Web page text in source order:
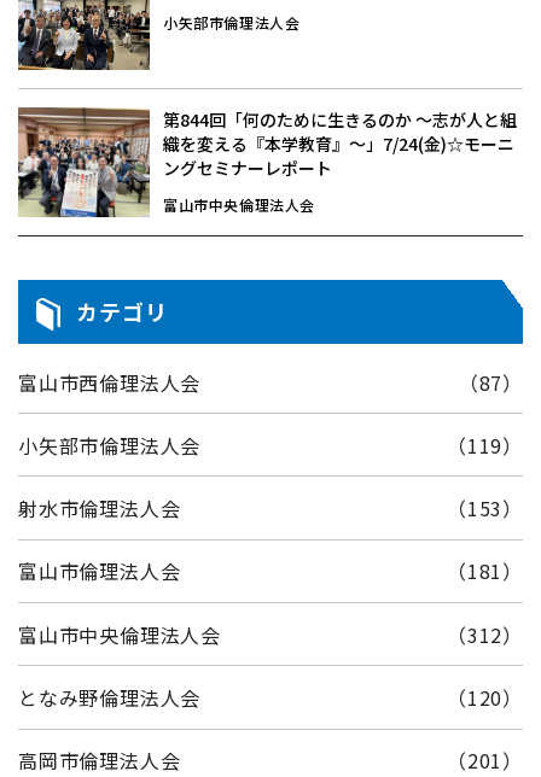
小矢部市倫理法人会
第844回「何のために生きるのか 〜志が人と組
織を変える『本学教育』〜」7/24(金)☆モーニ
ングセミナーレポート
富山市中央倫理法人会
カテゴリ
富山市西倫理法人会 （87）
小矢部市倫理法人会 （119）
射水市倫理法人会 （153）
富山市倫理法人会 （181）
富山市中央倫理法人会 （312）
となみ野倫理法人会 （120）
高岡市倫理法人会 （201）